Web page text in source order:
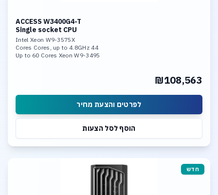
ACCESS W3400G4-T
Single socket CPU
Intel Xeon W9-3575X
44 Cores Cores, up to 4.8GHz
Up to 60 Cores Xeon W9-3495
₪108,563
לפרטים והצעת מחיר
הוסף לסל הצעות
חדש